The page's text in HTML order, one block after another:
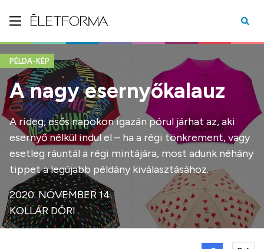
PÉLDA-KÉP
A nagy esernyőkalauz
A rideg, esős napokon igazán pórul járhat az, aki
esernyő nélkül indul el – ha a régi tönkrement, vagy
esetleg ráuntál a régi mintájára, most adunk néhány
tippet a legújabb példány kiválasztásához.
2020. NOVEMBER 14.
KOLLÁR DÓRI